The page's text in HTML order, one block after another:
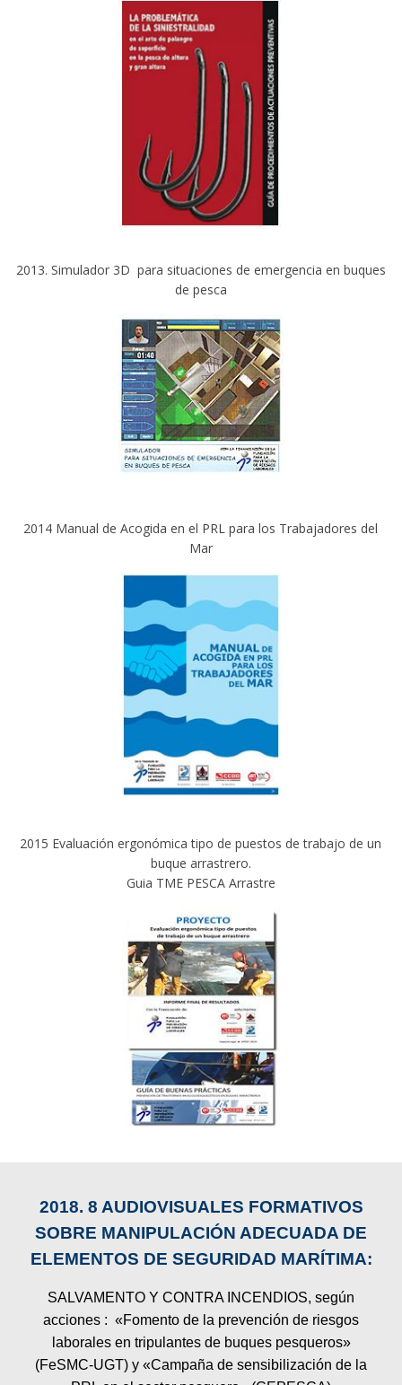
2013. Simulador 3D para situaciones de emergencia en buques
de pesca
2014 Manual de Acogida en el PRL para los Trabajadores del
Mar
2015 Evaluación ergonómica tipo de puestos de trabajo de un
buque arrastrero.
Guia TME PESCA Arrastre
2018. 8 AUDIOVISUALES FORMATIVOS
SOBRE MANIPULACIÓN ADECUADA DE
ELEMENTOS DE SEGURIDAD MARÍTIMA:
SALVAMENTO Y CONTRA INCENDIOS, según
acciones : «Fomento de la prevención de riesgos
laborales en tripulantes de buques pesqueros»
(FeSMC-UGT) y «Campaña de sensibilización de la